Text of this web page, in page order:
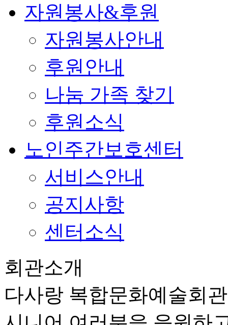
자원봉사&후원
자원봉사안내
후원안내
나눔 가족 찾기
후원소식
노인주간보호센터
서비스안내
공지사항
센터소식
회관소개
다사랑 복합문화예술회